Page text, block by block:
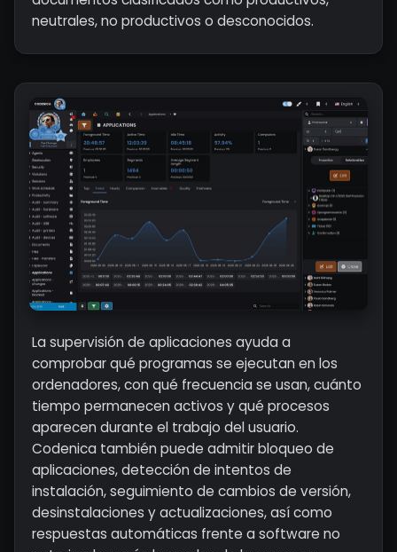
neutrales, no productivos o desconocidos.
La supervisión de aplicaciones ayuda a
comprobar qué programas se ejecutan en los
ordenadores, con qué frecuencia se usan, cuánto
tiempo permanecen activos y qué procesos
aparecen durante el trabajo del usuario.
Codenica también puede admitir bloqueo de
aplicaciones, detección de intentos de
instalación, seguimiento de cambios de versión,
desinstalaciones y actualizaciones, así como
respuestas automáticas frente a software no